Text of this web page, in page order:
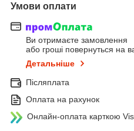
Умови оплати
Ви отримаєте замовлення
або гроші повернуться на
Детальніше
Післяплата
Оплата на рахунок
Онлайн-оплата карткою